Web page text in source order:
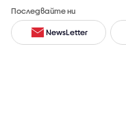
Последвайте ни
NewsLetter